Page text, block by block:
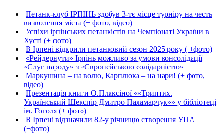
Петанк-клуб ІРПІНЬ здобув 3-тє місце турніру на честь
визволення міста (+ фото, відео)
Успіхи ірпінських петанкістів на Чемпіонаті України в
Хусті (+ фото)
В Ірпені відкрили петанковий сезон 2025 року ( +фото)
«Рейдернути» Ірпінь можливо за умови консолідації
«Слуг народу» з «Європейською солідарністю»
Маркушина – на волю, Карплюка – на нари! (+ фото,
відео)
Презентація книги О.Плаксіної ««Триптих.
Український Шекспір Дмитро Паламарчук»» у бібліотеці
ім. Гоголя (+ фото)
В Ірпені відзначили 82-у річницю створення УПА
(+фото)